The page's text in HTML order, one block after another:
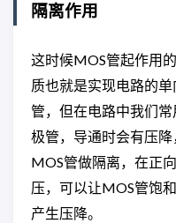
隔离作用
这时候MOS管起作用
质也就是实现电路的
管，但在电路中我们
极管，导通时会有压
MOS管做隔离，在正
压，可以让MOS管饱
产生压降。